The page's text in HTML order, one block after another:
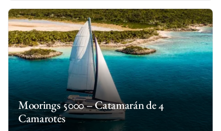
Moorings 5000 – Catamarán de 4
Camarotes